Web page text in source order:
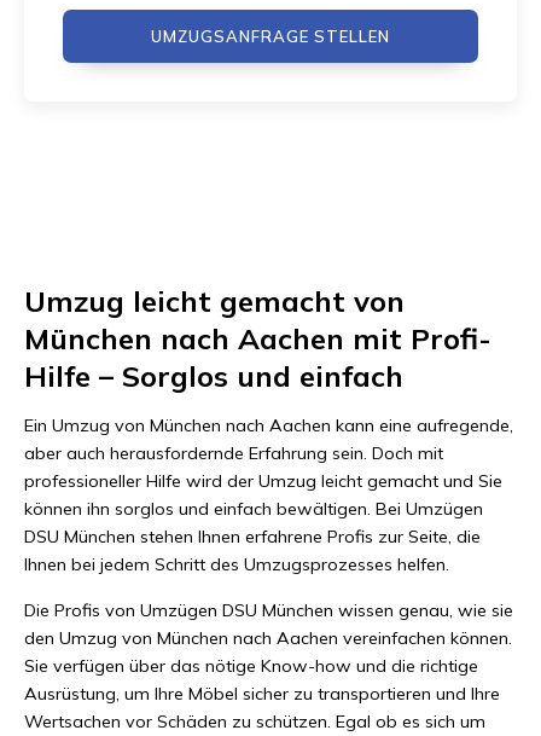
UMZUGSANFRAGE STELLEN
Umzug leicht gemacht von
München nach Aachen mit Profi-
Hilfe – Sorglos und einfach
Ein Umzug von München nach Aachen kann eine aufregende,
aber auch herausfordernde Erfahrung sein. Doch mit
professioneller Hilfe wird der Umzug leicht gemacht und Sie
können ihn sorglos und einfach bewältigen. Bei Umzügen
DSU München stehen Ihnen erfahrene Profis zur Seite, die
Ihnen bei jedem Schritt des Umzugsprozesses helfen.
Die Profis von Umzügen DSU München wissen genau, wie sie
den Umzug von München nach Aachen vereinfachen können.
Sie verfügen über das nötige Know-how und die richtige
Ausrüstung, um Ihre Möbel sicher zu transportieren und Ihre
Wertsachen vor Schäden zu schützen. Egal ob es sich um